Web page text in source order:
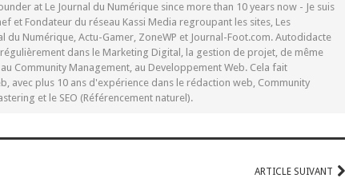
at Le Journal du Numérique since more than 10 years now - Je suis
et Fondateur du réseau Kassi Media regroupant les sites, Les
du Numérique, Actu-Gamer, ZoneWP et Journal-Foot.com. Autodidacte
dans le Marketing Digital, la gestion de projet, de même
Community Management, au Developpement Web. Cela fait
avec plus 10 ans d'expérience dans le rédaction web, Community
et le SEO (Référencement naturel).
ARTICLE SUIVANT